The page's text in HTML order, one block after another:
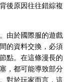
後原因往往錯綜複
由於國際服的遊戲
的資料交換，必須
點。在這條漫長的
，都可能導致部分
對於玩家而言，這